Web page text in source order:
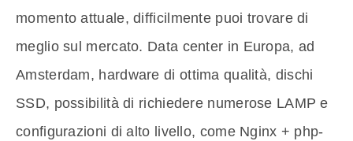
momento attuale, difficilmente puoi trovare di
meglio sul mercato. Data center in Europa, ad
Amsterdam, hardware di ottima qualità, dischi
SSD, possibilità di richiedere numerose LAMP e
configurazioni di alto livello, come Nginx + php-